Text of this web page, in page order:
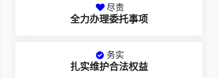
尽责
全力办理委托事项
务实
扎实维护合法权益